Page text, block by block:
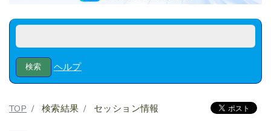
ヘルプ
TOP 検索結果 セッション情報